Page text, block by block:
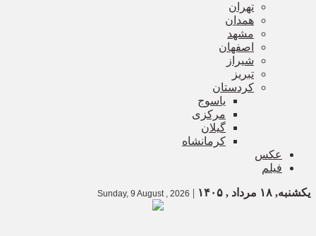
تهران
همدان
مشهد
اصفهان
شیراز
تبریز
کردستان
یاسوج
مرکزی
گیلان
کرمانشاه
عکس
فیلم
یکشنبه, ۱۸ مرداد , ۱۴۰۵ |
Sunday, 9 August , 2026